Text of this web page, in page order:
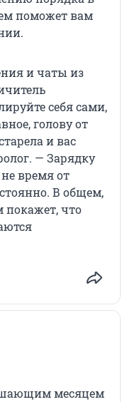
поможет вам
и чаты из
себя сами,
голову от
и вас
— Зарядку
время от
В общем,
покажет, что
месяцем